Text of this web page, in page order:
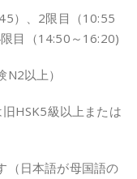
）、2限目（10:55
目（14:50～16:20)
以上）
HSK5級以上または
日本語が母国語の